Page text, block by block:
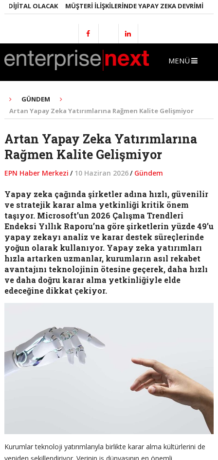
OLACAK MÜŞTERI İLIŞKILERINDE YAPAY ZEKA DEVRIMI
MENÜ
GÜNDEM
Artan Yapay Zeka Yatırımlarına Rağmen Kalite Gelişmiyor
Artan Yapay Zeka Yatırımlarına
Rağmen Kalite Gelişmiyor
EPN Haber Merkezi / 10 Haziran 2026/ Gündem
Yapay zeka çağında şirketler adına hızlı, güvenilir
ve stratejik karar alma yetkinliği kritik önem
taşıyor. Microsoft’un 2026 Çalışma Trendleri
Endeksi Yıllık Raporu’na göre şirketlerin yüzde 49’u
yapay zekayı analiz ve karar destek süreçlerinde
yoğun olarak kullanıyor. Yapay zeka yatırımları
hızla artarken uzmanlar, kurumların asıl rekabet
avantajını teknolojinin ötesine geçerek, daha hızlı
ve daha doğru karar alma yetkinliğiyle elde
edeceğine dikkat çekiyor.
Kurumlar teknoloji yatırımlarıyla birlikte karar alma kültürlerini de